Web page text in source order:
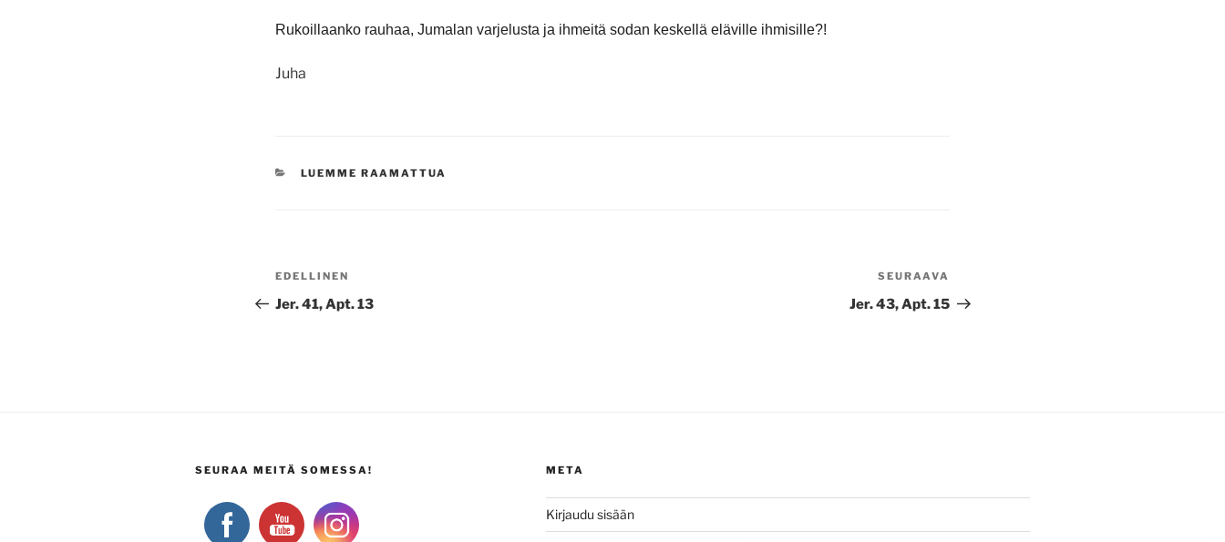
Rukoillaanko rauhaa, Jumalan varjelusta ja ihmeitä sodan keskellä eläville ihmisille?!
Juha
KATEGORIAT
LUEMME RAAMATTUA
Artikkelien
selaus
Edellinen
artikkeli
EDELLINEN
Jer. 41, Apt. 13
artikkeli
SEURAAVA
Jer. 43, Apt. 15
SEURAA MEITÄ SOMESSA! META
Kirjaudu sisään